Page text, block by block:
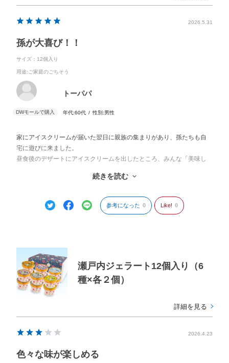
2026.5.31
孫が大喜び！！
サイズ：12個入り
用途:ご家庭のごちそう
トーパパ
年代:60代 性別:男性
家にアイスクリームが届いた翌日に親族の集まりがあり、孫たちも自
宅に遊びに来ました。
昼食後のデザートにアイスクリームを出したところ、みんな「美味し
ちょうど届いた12個があっという間に無くなってしまいました。
続きを読む
参考になった 0 Like! 0
瀬戸内ジェラート12個入り（6
種×各２個）
詳細を見る
2026.4.23
色々な味が楽しめる